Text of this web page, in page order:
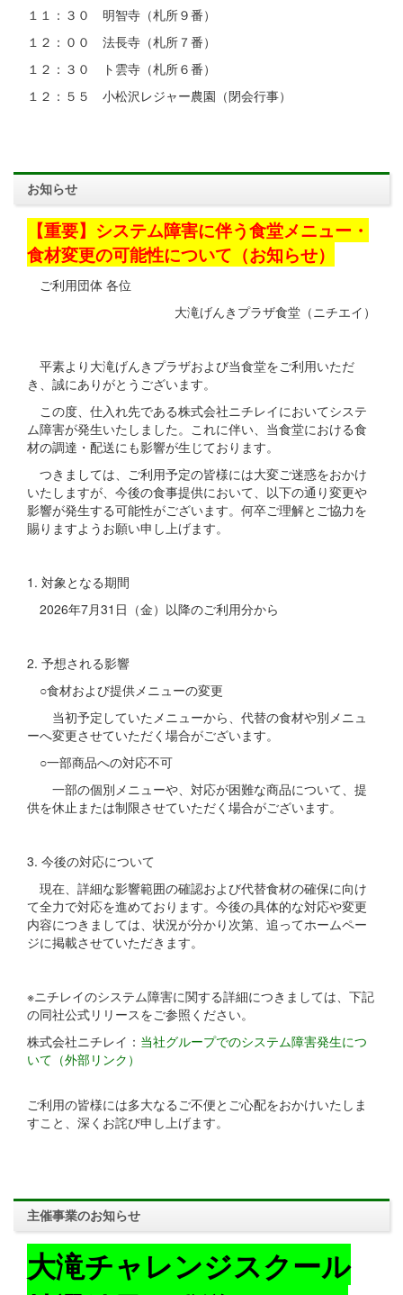
１１：３０ 明智寺（札所９番）
１２：００ 法長寺（札所７番）
１２：３０ ト雲寺（札所６番）
１２：５５ 小松沢レジャー農園（閉会行事）
お知らせ
【重要】システム障害に伴う食堂メニュー・
食材変更の可能性について（お知らせ）
ご利用団体 各位
大滝げんきプラザ食堂（ニチエイ）
平素より大滝げんきプラザおよび当食堂をご利用いただ
き、誠にありがとうございます。
この度、仕入れ先である株式会社ニチレイにおいてシステ
ム障害が発生いたしました。これに伴い、当食堂における食
材の調達・配送にも影響が生じております。
つきましては、ご利用予定の皆様には大変ご迷惑をおかけ
いたしますが、今後の食事提供において、以下の通り変更や
影響が発生する可能性がございます。何卒ご理解とご協力を
賜りますようお願い申し上げます。
1. 対象となる期間
2026年7月31日（金）以降のご利用分から
2. 予想される影響
○食材および提供メニューの変更
当初予定していたメニューから、代替の食材や別メニュ
ーへ変更させていただく場合がございます。
○一部商品への対応不可
一部の個別メニューや、対応が困難な商品について、提
供を休止または制限させていただく場合がございます。
3. 今後の対応について
現在、詳細な影響範囲の確認および代替食材の確保に向け
て全力で対応を進めております。今後の具体的な対応や変更
内容につきましては、状況が分かり次第、追ってホームペー
ジに掲載させていただきます。
※ニチレイのシステム障害に関する詳細につきましては、下記
の同社公式リリースをご参照ください。
株式会社ニチレイ： 当社グループでのシステム障害発生につ
いて（外部リンク）
ご利用の皆様には多大なるご不便とご心配をおかけいたしま
すこと、深くお詫び申し上げます。
主催事業のお知らせ
大滝チャレンジスクール